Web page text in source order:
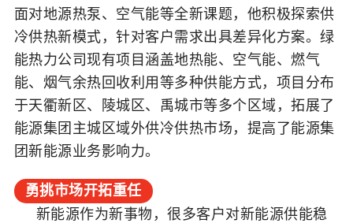
面对地源热泵、空气能等全新课题，他积极探索供
冷供热新模式，针对客户需求出具差异化方案。绿
能热力公司现有项目涵盖地热能、空气能、燃气
能、烟气余热回收利用等多种供能方式，项目分布
于天衢新区、陵城区、禹城市等多个区域，拓展了
能源集团主城区域外供冷供热市场，提高了能源集
团新能源业务影响力。
勇挑市场开拓重任
新能源作为新事物，很多客户对新能源供能稳